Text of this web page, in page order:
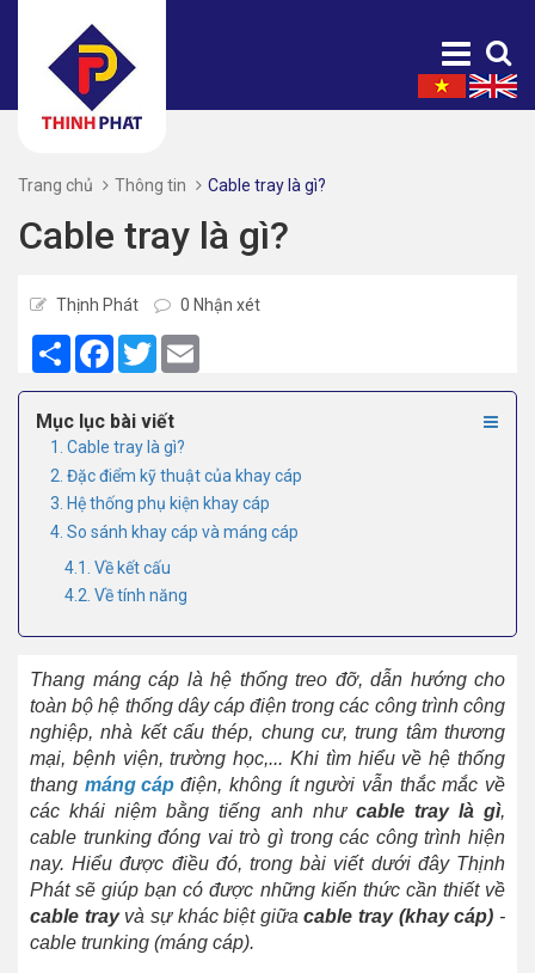
Trang chủ Thông tin Cable tray là gì?
Cable tray là gì?
Thịnh Phát 0 Nhận xét
Share Facebook
Twitter
Mục lục bài viết
1. Cable tray là gì?
2. Đặc điểm kỹ thuật của khay cáp
3. Hệ thống phụ kiện khay cáp
4. So sánh khay cáp và máng cáp
4.1. Về kết cấu
4.2. Về tính năng
Thang máng cáp là hệ thống treo đỡ, dẫn hướng cho
toàn bộ hệ thống dây cáp điện trong các công trình công
nghiệp, nhà kết cấu thép, chung cư, trung tâm thương
mại, bệnh viện, trường học,... Khi tìm hiểu về hệ thống
thang máng cápđiện, không ít người vẫn thắc mắc về
các khái niệm bằng tiếng anh như cable tray là gì,
cable trunking đóng vai trò gì trong các công trình hiện
nay. Hiểu được điều đó, trong bài viết dưới đây Thịnh
Phát sẽ giúp bạn có được những kiến thức cần thiết về
cable tray và sự khác biệt giữacable tray (khay cáp) -
cable trunking (máng cáp).